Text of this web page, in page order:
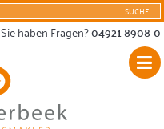
Sie haben Fragen?04921 8908-0